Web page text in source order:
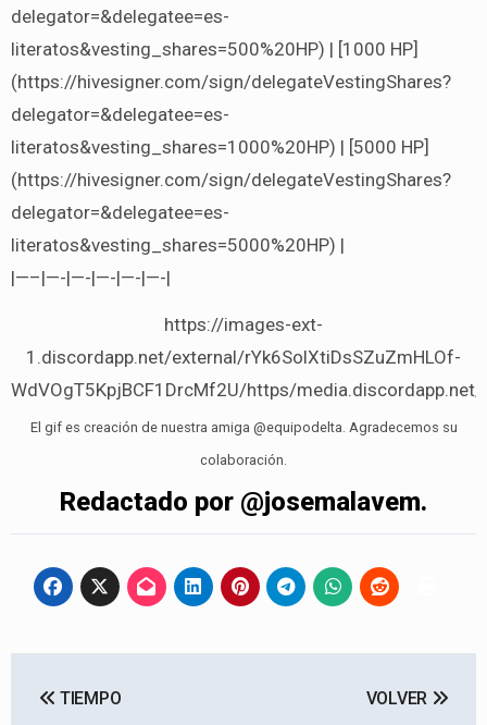
delegator=&delegatee=es-
literatos&vesting_shares=500%20HP) | [1000 HP]
(https://hivesigner.com/sign/delegateVestingShares?
delegator=&delegatee=es-
literatos&vesting_shares=1000%20HP) | [5000 HP]
(https://hivesigner.com/sign/delegateVestingShares?
delegator=&delegatee=es-
literatos&vesting_shares=5000%20HP) |
|—–|—-|—-|—-|—-|—-|
https://images-ext-
1.discordapp.net/external/rYk6SolXtiDsSZuZmHLOf-
WdVOgT5KpjBCF1DrcMf2U/https/
El gif es creación de nuestra amiga @equipodelta. Agradecemos su
colaboración.
Redactado por @josemalavem.
TIEMPO VOLVER